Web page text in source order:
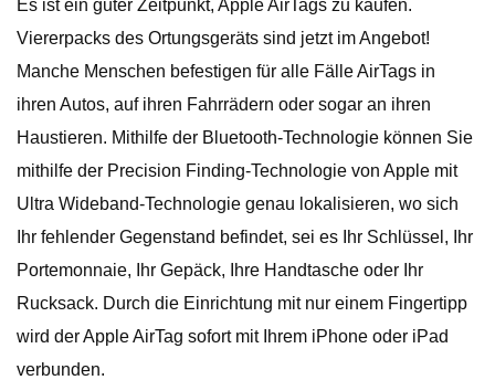
Es ist ein guter Zeitpunkt, Apple AirTags zu kaufen.
Viererpacks des Ortungsgeräts sind jetzt im Angebot!
Manche Menschen befestigen für alle Fälle AirTags in
ihren Autos, auf ihren Fahrrädern oder sogar an ihren
Haustieren. Mithilfe der Bluetooth-Technologie können Sie
mithilfe der Precision Finding-Technologie von Apple mit
Ultra Wideband-Technologie genau lokalisieren, wo sich
Ihr fehlender Gegenstand befindet, sei es Ihr Schlüssel, Ihr
Portemonnaie, Ihr Gepäck, Ihre Handtasche oder Ihr
Rucksack. Durch die Einrichtung mit nur einem Fingertipp
wird der Apple AirTag sofort mit Ihrem iPhone oder iPad
verbunden.